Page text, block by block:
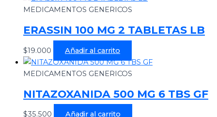
MEDICAMENTOS GENERICOS
ERASSIN 100 MG 2 TABLETAS LB
$19.000 Añadir al carrito
MEDICAMENTOS GENERICOS
NITAZOXANIDA 500 MG 6 TBS GF
$35.500 Añadir al carrito